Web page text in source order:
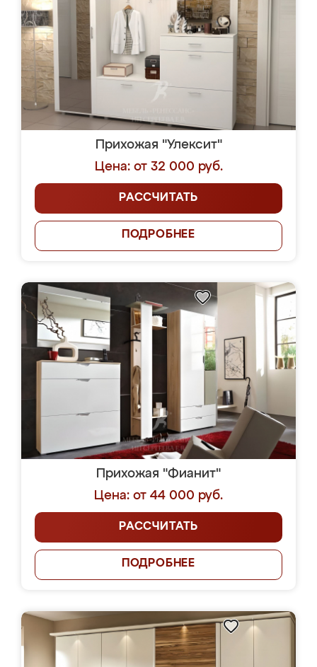
Прихожая "Улексит"
Цена: от 32 000 руб.
РАССЧИТАТЬ
ПОДРОБНЕЕ
Прихожая "Фианит"
Цена: от 44 000 руб.
РАССЧИТАТЬ
ПОДРОБНЕЕ